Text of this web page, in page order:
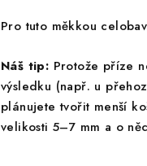
Pro tuto měkkou
Náš tip: Protože příze
výsledku (např. u
plánujete tvořit menší
velikosti 5–7 mm a o